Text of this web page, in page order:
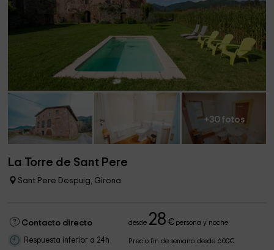
+30 fotos
La Torre de Sant Pere
Sant Pere Despuig, Girona
Contacto directo desde 28 €persona y noche
Respuesta inferior a 24h Precio fin de semana desde 600€